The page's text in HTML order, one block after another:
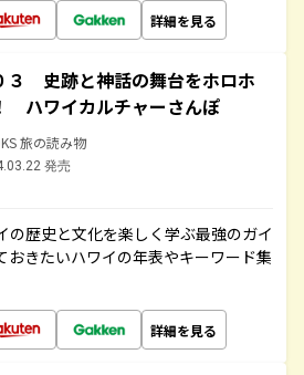
詳細を見る
３ 史跡と神話の舞台をホロホ
ハワイカルチャーさんぽ
旅の読み物
発売
の歴史と文化を楽しく学ぶ最強のガイ
おきたいハワイの年表やキーワード集
詳細を見る